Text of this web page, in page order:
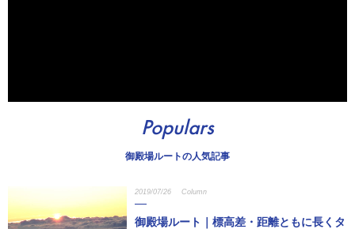
Populars
御殿場ルートの人気記事
2019/07/26 Column
御殿場ルート｜標高差・距離ともに長くタ